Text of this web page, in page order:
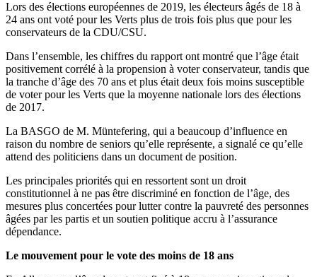
Lors des élections européennes de 2019, les électeurs âgés de 18 à
24 ans ont voté pour les Verts plus de trois fois plus que pour les
conservateurs de la CDU/CSU.
Dans l’ensemble, les chiffres du rapport ont montré que l’âge était
positivement corrélé à la propension à voter conservateur, tandis que
la tranche d’âge des 70 ans et plus était deux fois moins susceptible
de voter pour les Verts que la moyenne nationale lors des élections
de 2017.
La BASGO de M. Müntefering, qui a beaucoup d’influence en
raison du nombre de seniors qu’elle représente, a signalé ce qu’elle
attend des politiciens dans un document de position.
Les principales priorités qui en ressortent sont un droit
constitutionnel à ne pas être discriminé en fonction de l’âge, des
mesures plus concertées pour lutter contre la pauvreté des personnes
âgées par les partis et un soutien politique accru à l’assurance
dépendance.
Le mouvement pour le vote des moins de 18 ans